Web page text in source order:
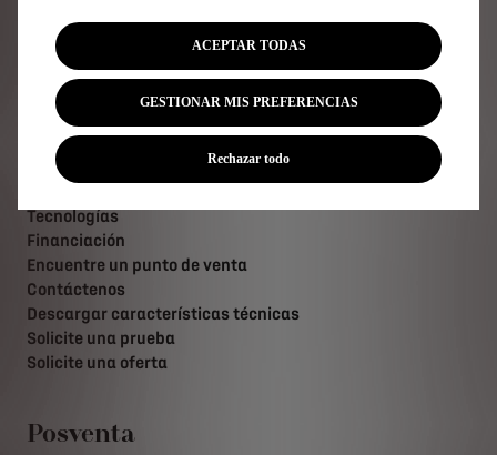
Acceso Directo
Compra online
Configurador DS
Ofertas Particulares
Ofertas Profesionales
Tecnologías
Financiación
Encuentre un punto de venta
Contáctenos
Descargar características técnicas
Solicite una prueba
Solicite una oferta
Posventa
GESTIONAR MIS PREFERENCIAS
ACEPTAR TODAS
Rechazar todo